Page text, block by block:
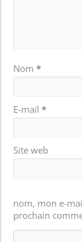
Nom*
E-mail*
Site web
nom, mon e-
prochain